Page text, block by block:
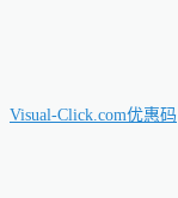
Visual-Click.com优惠码